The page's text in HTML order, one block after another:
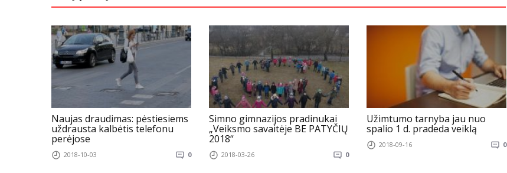
Naujas draudimas: pėstiesiems
uždrausta kalbėtis telefonu
perėjose
2018-10-03 0
Simno gimnazijos pradinukai
„Veiksmo savaitėje BE PATYČIŲ
2018“
2018-03-26 0
Užimtumo tarnyba jau nuo
spalio 1 d. pradeda veiklą
2018-09-16 0